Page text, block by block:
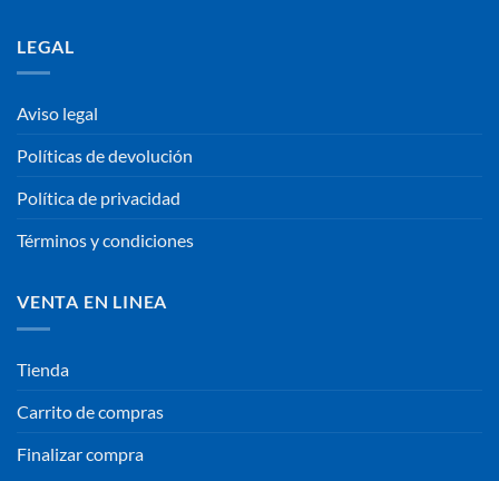
LEGAL
Aviso legal
Políticas de devolución
Política de privacidad
Términos y condiciones
VENTA EN LINEA
Tienda
Carrito de compras
Finalizar compra